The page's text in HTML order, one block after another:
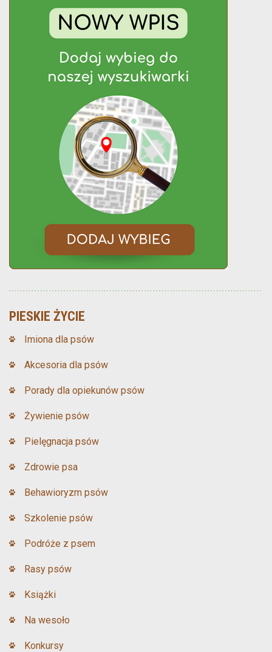
PIESKIE ŻYCIE
Imiona dla psów
Akcesoria dla psów
Porady dla opiekunów psów
Żywienie psów
Pielęgnacja psów
Zdrowie psa
Behawioryzm psów
Szkolenie psów
Podróże z psem
Rasy psów
Książki
Na wesoło
Konkursy